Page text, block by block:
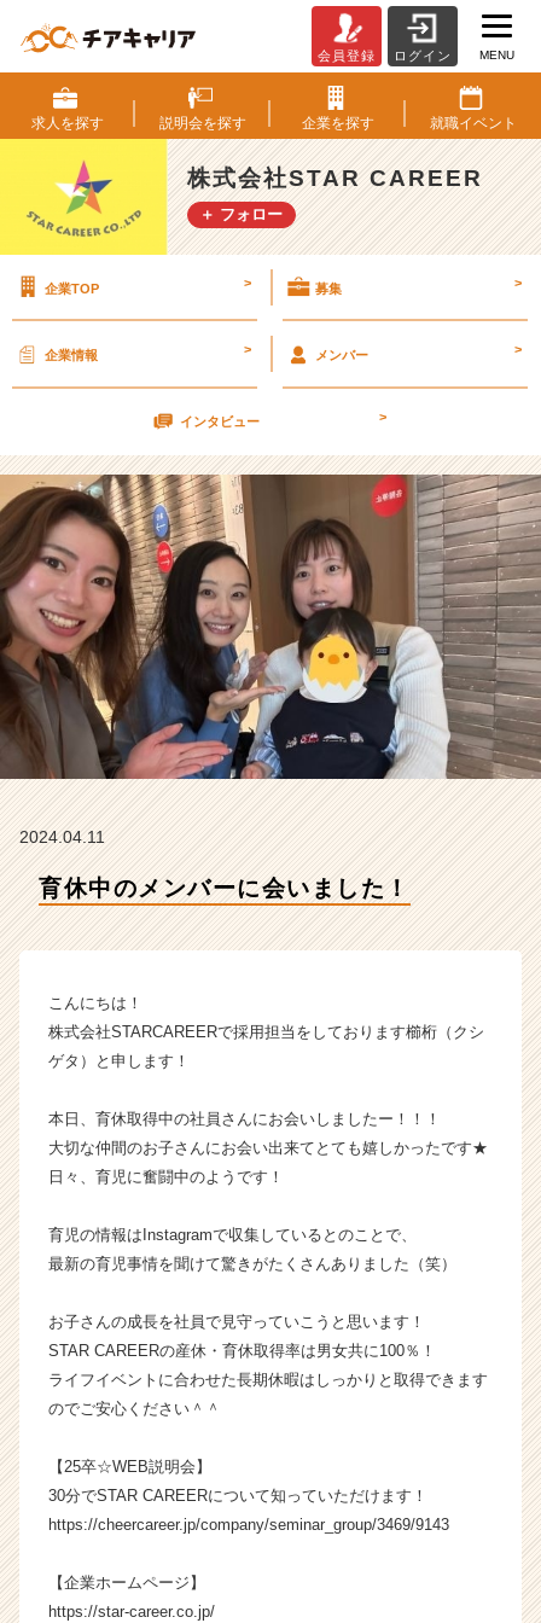
休
中
の
メ
ン
バ
い
た！
【株
会
社
S
T
A
R
C
A
E
R
の
ラ
イ
|
チ
長
企
業
ら
ス
ト
が
届
く
活
サ
ト
キ
会員登録 ログイン MENU
求人を探す 説明会を探す 企業を探す 就職イベント
株式会社STAR CAREER
＋ フォロー
企業TOP > 募集 >
企業情報 > メンバー >
インタビュー >
2024.04.11
育休中のメンバーに会いました！
こんにちは！
株式会社STARCAREERで採用担当をしております櫛桁（クシ
ゲタ）と申します！
本日、育休取得中の社員さんにお会いしましたー！！！
大切な仲間のお子さんにお会い出来てとても嬉しかったです★
日々、育児に奮闘中のようです！
育児の情報はInstagramで収集しているとのことで、
最新の育児事情を聞けて驚きがたくさんありました（笑）
お子さんの成長を社員で見守っていこうと思います！
STAR CAREERの産休・育休取得率は男女共に100％！
ライフイベントに合わせた長期休暇はしっかりと取得できます
のでご安心ください＾＾
【25卒☆WEB説明会】
30分でSTAR CAREERについて知っていただけます！
https://cheercareer.jp/company/seminar_group/3469/9143
【企業ホームページ】
https://star-career.co.jp/